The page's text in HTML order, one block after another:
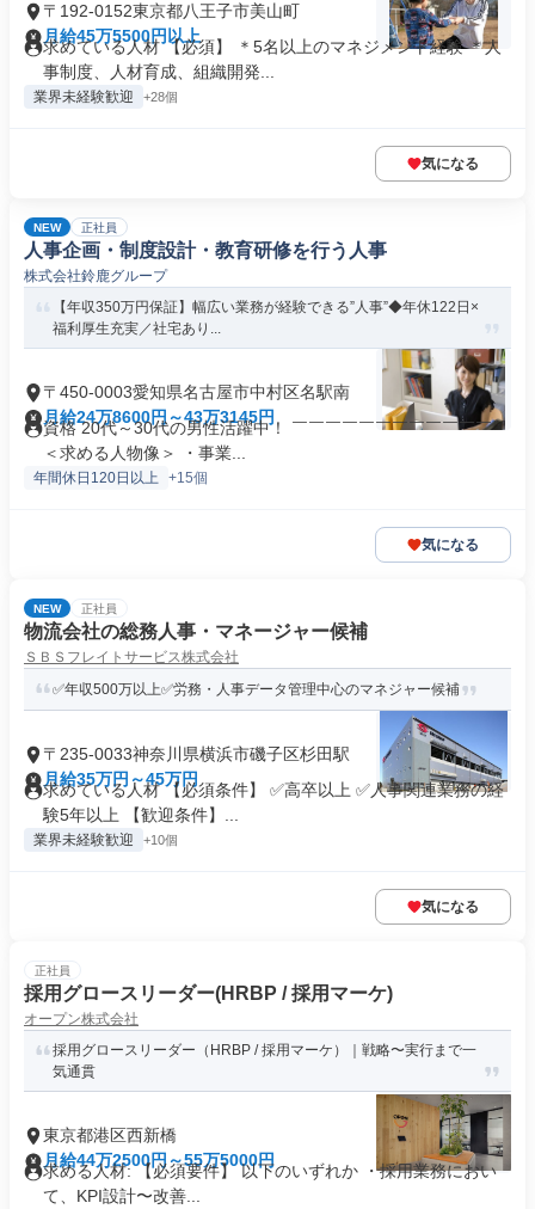
〒192-0152東京都八王子市美山町
月給45万5500円以上
求めている人材 【必須】 ＊5名以上のマネジメント経験 ＊人
事制度、人材育成、組織開発...
業界未経験歓迎 +28個
気になる
NEW 正社員
人事企画・制度設計・教育研修を行う人事
株式会社鈴鹿グループ
【年収350万円保証】幅広い業務が経験できる”人事”◆年休122日×
福利厚生充実／社宅あり...
〒450-0003愛知県名古屋市中村区名駅南
月給24万8600円～43万3145円
資格 20代～30代の男性活躍中！ ￣￣￣￣￣￣￣￣￣￣￣￣
＜求める人物像＞ ・事業...
年間休日120日以上 +15個
気になる
NEW 正社員
物流会社の総務人事・マネージャー候補
ＳＢＳフレイトサービス株式会社
✅年収500万以上✅労務・人事データ管理中心のマネジャー候補
〒235-0033神奈川県横浜市磯子区杉田駅
月給35万円～45万円
求めている人材 【必須条件】 ✅高卒以上 ✅人事関連業務の経
験5年以上 【歓迎条件】...
業界未経験歓迎 +10個
気になる
正社員
採用グロースリーダー(HRBP / 採用マーケ)
オープン株式会社
採用グロースリーダー（HRBP / 採用マーケ）｜戦略〜実行まで一
気通貫
東京都港区西新橋
月給44万2500円～55万5000円
求める人材: 【必須要件】 以下のいずれか ・採用業務におい
て、KPI設計〜改善...